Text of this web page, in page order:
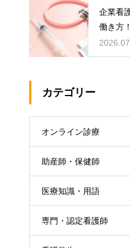
企業看
働き方
やりがい
カテゴリー
オンライン診療
助産師・保健師
医療知識・用語
専門・認定看護師